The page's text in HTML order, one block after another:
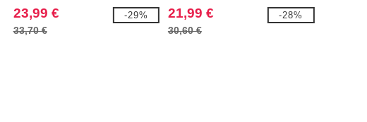
Masculina
23,99 €
33,70 €
-29%
Care Oxford
21,99 €
30,60 €
-28%